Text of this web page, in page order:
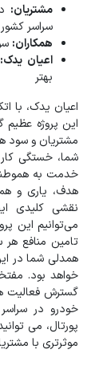
مشتریان:
سراسر کشور
همکاران:
اعیان یدک:
بهتر
اعیان یدک، با
این پروژه عظیم
مشتریان و سود
شما، خستگی کار
خدمت به
هدف، یاری و
نقشی کلیدی
می‌توانیم این
تامین منافع هر
همدلی شما در
خواهد بود.
گسترش فعالیت‌
خودرو در
پورتال، می‌
موثرتری با